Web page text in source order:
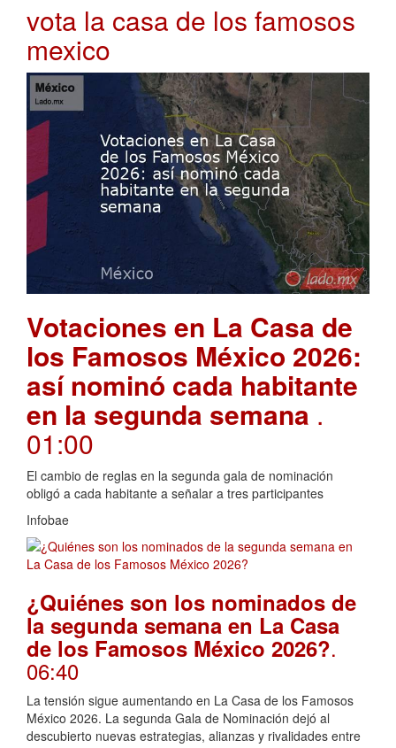
vota la casa de los famosos
mexico
Votaciones en La Casa de
los Famosos México 2026:
así nominó cada habitante
en la segunda semana .
01:00
El cambio de reglas en la segunda gala de nominación
obligó a cada habitante a señalar a tres participantes
Infobae
¿Quiénes son los nominados de
la segunda semana en La Casa
de los Famosos México 2026?.
06:40
La tensión sigue aumentando en La Casa de los Famosos
México 2026. La segunda Gala de Nominación dejó al
descubierto nuevas estrategias, alianzas y rivalidades entre